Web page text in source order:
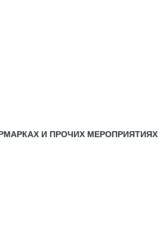
И ПРОЧИХ МЕРОПРИЯТИЯХ